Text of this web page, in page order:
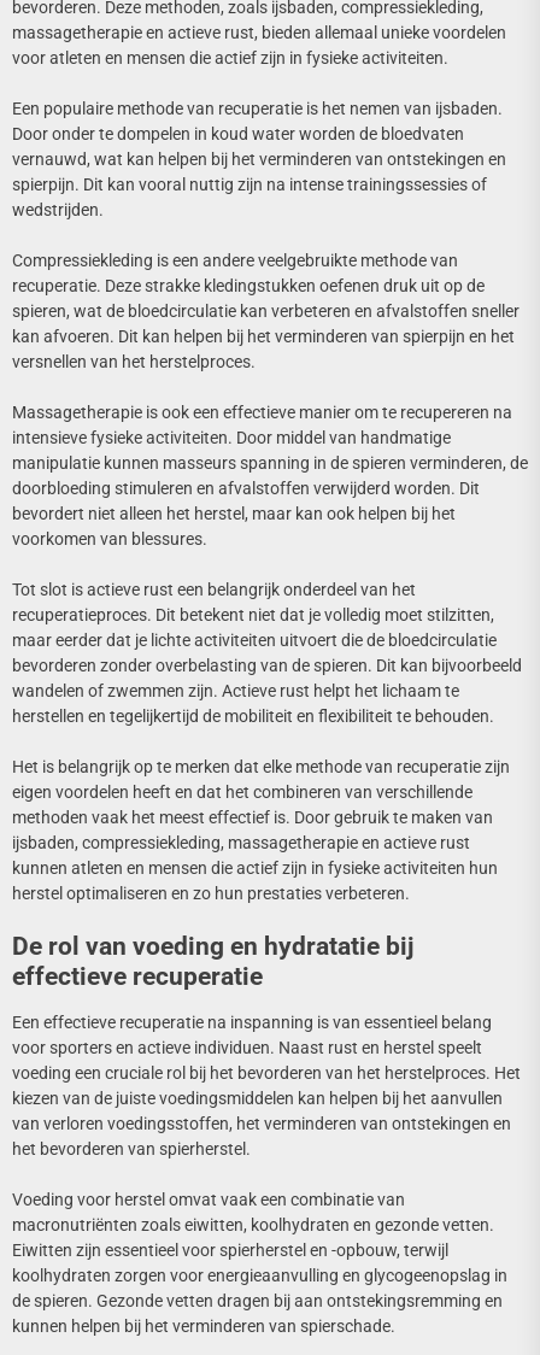
bevorderen. Deze methoden, zoals ijsbaden, compressiekleding,
massagetherapie en actieve rust, bieden allemaal unieke voordelen
voor atleten en mensen die actief zijn in fysieke activiteiten.
Een populaire methode van recuperatie is het nemen van ijsbaden.
Door onder te dompelen in koud water worden de bloedvaten
vernauwd, wat kan helpen bij het verminderen van ontstekingen en
spierpijn. Dit kan vooral nuttig zijn na intense trainingssessies of
wedstrijden.
Compressiekleding is een andere veelgebruikte methode van
recuperatie. Deze strakke kledingstukken oefenen druk uit op de
spieren, wat de bloedcirculatie kan verbeteren en afvalstoffen sneller
kan afvoeren. Dit kan helpen bij het verminderen van spierpijn en het
versnellen van het herstelproces.
Massagetherapie is ook een effectieve manier om te recupereren na
intensieve fysieke activiteiten. Door middel van handmatige
manipulatie kunnen masseurs spanning in de spieren verminderen, de
doorbloeding stimuleren en afvalstoffen verwijderd worden. Dit
bevordert niet alleen het herstel, maar kan ook helpen bij het
voorkomen van blessures.
Tot slot is actieve rust een belangrijk onderdeel van het
recuperatieproces. Dit betekent niet dat je volledig moet stilzitten,
maar eerder dat je lichte activiteiten uitvoert die de bloedcirculatie
bevorderen zonder overbelasting van de spieren. Dit kan bijvoorbeeld
wandelen of zwemmen zijn. Actieve rust helpt het lichaam te
herstellen en tegelijkertijd de mobiliteit en flexibiliteit te behouden.
Het is belangrijk op te merken dat elke methode van recuperatie zijn
eigen voordelen heeft en dat het combineren van verschillende
methoden vaak het meest effectief is. Door gebruik te maken van
ijsbaden, compressiekleding, massagetherapie en actieve rust
kunnen atleten en mensen die actief zijn in fysieke activiteiten hun
herstel optimaliseren en zo hun prestaties verbeteren.
De rol van voeding en hydratatie bij
effectieve recuperatie
Een effectieve recuperatie na inspanning is van essentieel belang
voor sporters en actieve individuen. Naast rust en herstel speelt
voeding een cruciale rol bij het bevorderen van het herstelproces. Het
kiezen van de juiste voedingsmiddelen kan helpen bij het aanvullen
van verloren voedingsstoffen, het verminderen van ontstekingen en
het bevorderen van spierherstel.
Voeding voor herstel omvat vaak een combinatie van
macronutriënten zoals eiwitten, koolhydraten en gezonde vetten.
Eiwitten zijn essentieel voor spierherstel en -opbouw, terwijl
koolhydraten zorgen voor energieaanvulling en glycogeenopslag in
de spieren. Gezonde vetten dragen bij aan ontstekingsremming en
kunnen helpen bij het verminderen van spierschade.